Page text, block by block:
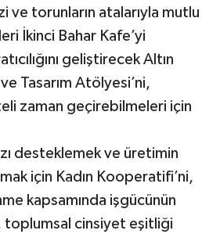
ve torunların atalarıyla mutlu
İkinci Bahar Kafe’yi
geliştirecek Altın
Tasarım Atölyesi’ni,
zaman geçirebilmeleri için
desteklemek ve üretimin
için Kadın Kooperatifi’ni,
kapsamında işgücünün
toplumsal cinsiyet eşitliği